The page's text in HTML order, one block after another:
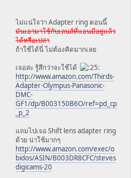
ไม่แน่ใจว่า Adapter ring ตอนนี้
มันเอามาใช้กับเลนส์ที่แอนมีอยู่แล้ว
ได้หรือเปล่า
ถ้าใช้ได้นี่ ไม่ต้องคิดมากเลย
เจอล่ะ รู้สึกว่าจะใช้ได้
http://www.amazon.com/Thirds-
Adapter-Olympus-Panasonic-
DMC-
GF1/dp/B003150B6O/ref=pd_cp
_p_2
แถมไปเจอ Shift lens adapter ring
ด้วย น่าใช้มากๆ
http://www.amazon.com/exec/o
bidos/ASIN/B003DR8CFC/steves
digicams-20